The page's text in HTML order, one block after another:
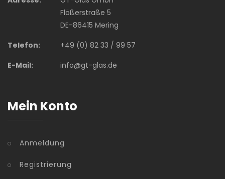
Flößerstraße 5
DE-86415 Mering
Telefon:
+49 (0) 82 33 / 99 57
E-Mail:
info@gt-glas.de
Mein Konto
Anmeldung
Registrierung